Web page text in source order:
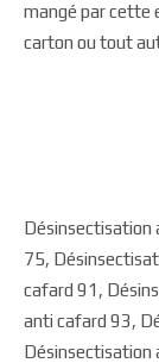
mangé par cette
carton ou tout
Désinsectisation
75,
cafard 91,
anti cafard 93,
Désinsectisation